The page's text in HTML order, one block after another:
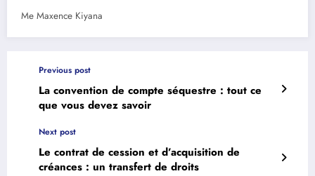
Me Maxence Kiyana
Previous post
La convention de compte séquestre : tout ce
que vous devez savoir
Next post
Le contrat de cession et d’acquisition de
créances : un transfert de droits